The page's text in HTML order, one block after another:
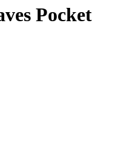
Pocket